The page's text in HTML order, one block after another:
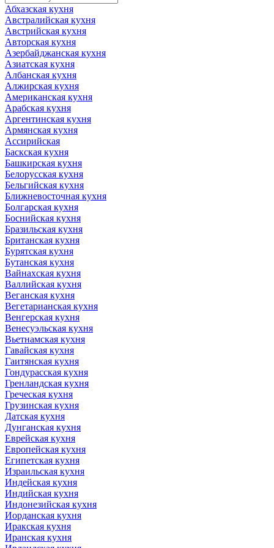
Абхазская кухня
Австралийская кухня
Австрийская кухня
Авторская кухня
Азербайджанская кухня
Азиатская кухня
Албанская кухня
Алжирская кухня
Американская кухня
Арабская кухня
Аргентинская кухня
Армянская кухня
Ассирийская
Баскская кухня
Башкирская кухня
Белорусская кухня
Бельгийская кухня
Ближневосточная кухня
Болгарская кухня
Боснийская кухня
Бразильская кухня
Британская кухня
Бурятская кухня
Бутанская кухня
Вайнахская кухня
Валлийская кухня
Веганская кухня
Вегетарианская кухня
Венгерская кухня
Венесуэльская кухня
Вьетнамская кухня
Гавайская кухня
Гаитянская кухня
Гондурасская кухня
Гренландская кухня
Греческая кухня
Грузинская кухня
Датская кухня
Дунганская кухня
Еврейская кухня
Европейская кухня
Египетская кухня
Израильская кухня
Индейская кухня
Индийская кухня
Индонезийская кухня
Иорданская кухня
Иракская кухня
Иранская кухня